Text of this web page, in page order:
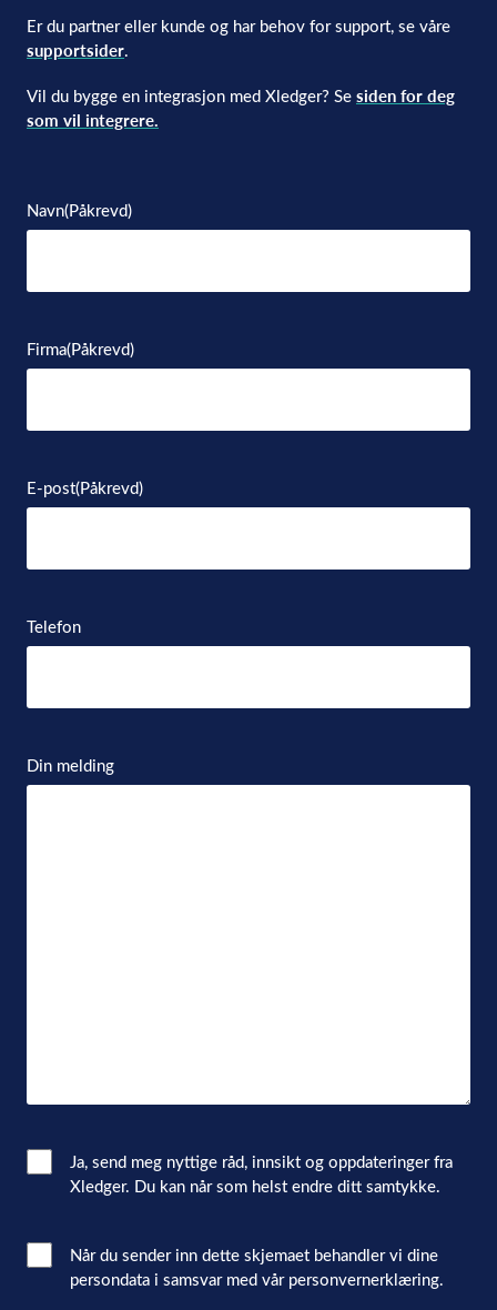
Er du partner eller kunde og har behov for support, se våre
supportsider.
Vil du bygge en integrasjon med Xledger? Se siden for deg
som vil integrere.
Navn(Påkrevd)
Firma(Påkrevd)
E-post(Påkrevd)
Telefon
Din melding
Email
Consent
Ja, send meg nyttige råd, innsikt og oppdateringer fra
Xledger. Du kan når som helst endre ditt samtykke.
Interacted
Når du sender inn dette skjemaet behandler vi dine
persondata i samsvar med vår personvernerklæring.